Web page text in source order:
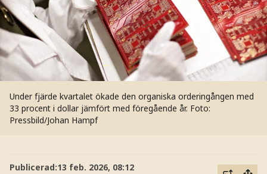
Under fjärde kvartalet ökade den organiska orderingången med
33 procent i dollar jämfört med föregående år. Foto:
Pressbild/Johan Hampf
Publicerad:13 feb. 2026, 08:12